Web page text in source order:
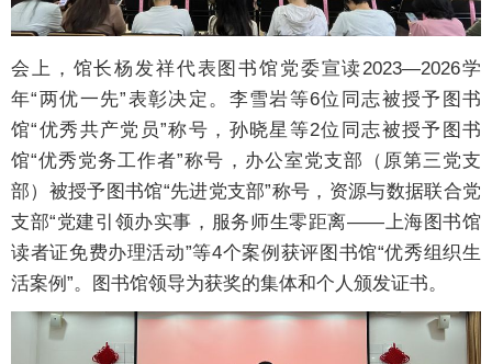
会上，馆长杨发祥代表图书馆党委宣读2023—2026学
年“两优一先”表彰决定。李雪岩等6位同志被授予图书
馆“优秀共产党员”称号，孙晓星等2位同志被授予图书
馆“优秀党务工作者”称号，办公室党支部（原第三党支
部）被授予图书馆“先进党支部”称号，资源与数据联合党
支部“党建引领办实事，服务师生零距离——上海图书馆
读者证免费办理活动”等4个案例获评图书馆“优秀组织生
活案例”。图书馆领导为获奖的集体和个人颁发证书。